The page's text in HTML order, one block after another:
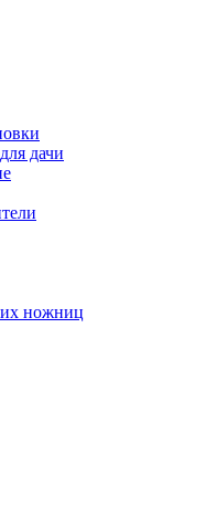
дачи
ножниц